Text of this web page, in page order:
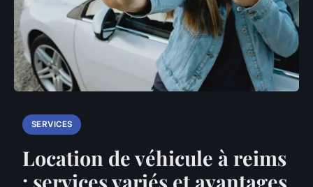
SERVICES
Location de véhicule à reims
: services variés et avantages